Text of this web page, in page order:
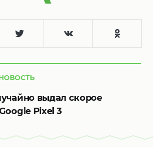
выдал скорое
Pixel 3